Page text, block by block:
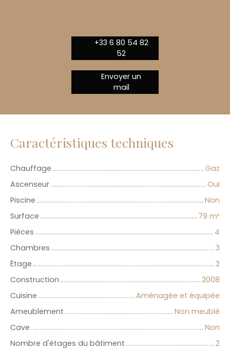
+33 6 80 54 82
52
Envoyer un
mail
Caractéristiques techniques
Chauffage
Gaz
Ascenseur
Oui
Piscine
Non
Surface
79 m²
Pièces
4
Chambres
3
Étage
2
Construction
2008
Cuisine
Aménagée et équipée
Ameublement
Non meublé
Cave
Non
Nombre d'étages du bâtiment
2